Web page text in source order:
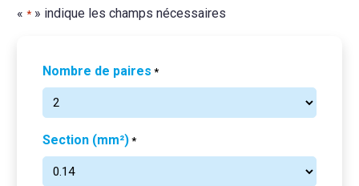
« *» indique les champs nécessaires
Nombre de paires *
Section (mm²) *